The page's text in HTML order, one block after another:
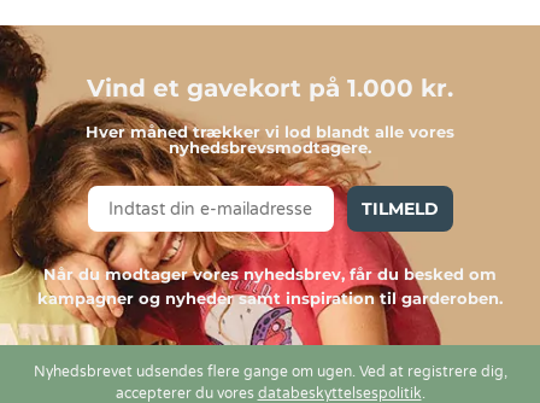
Vind et gavekort på 1.000 kr.
Hver måned trækker vi lod blandt alle vores
nyhedsbrevsmodtagere.
TILMELD
Når du modtager vores nyhedsbrev, får du besked om
kampagner og nyheder samt inspiration til garderoben.
Nyhedsbrevet udsendes flere gange om ugen. Ved at registrere dig,
accepterer du vores databeskyttelsespolitik.